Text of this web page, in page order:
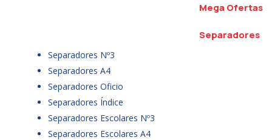
Mega Ofertas
Separadores
Separadores Nº3
Separadores A4
Separadores Oficio
Separadores Índice
Separadores Escolares Nº3
Separadores Escolares A4